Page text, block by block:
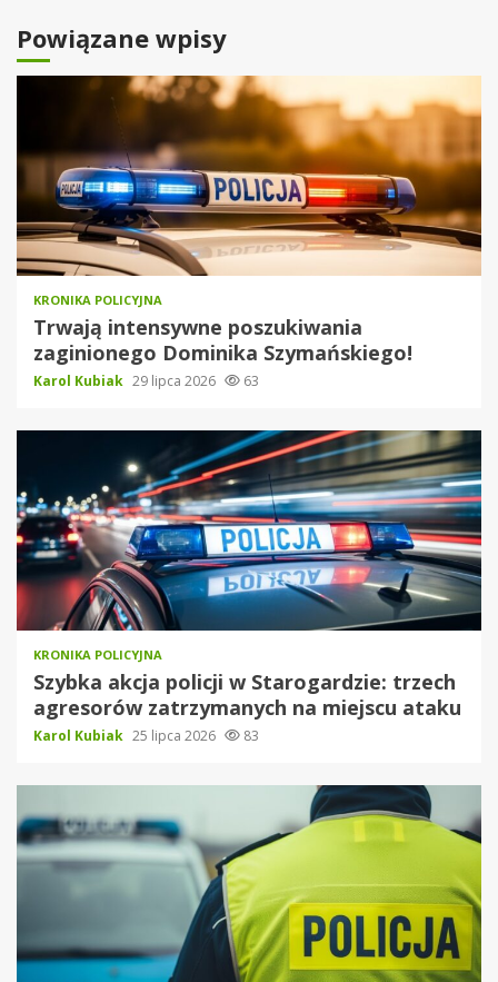
Powiązane wpisy
KRONIKA POLICYJNA
Trwają intensywne poszukiwania
zaginionego Dominika Szymańskiego!
Karol Kubiak 29 lipca 2026 63
KRONIKA POLICYJNA
Szybka akcja policji w Starogardzie: trzech
agresorów zatrzymanych na miejscu ataku
Karol Kubiak 25 lipca 2026 83